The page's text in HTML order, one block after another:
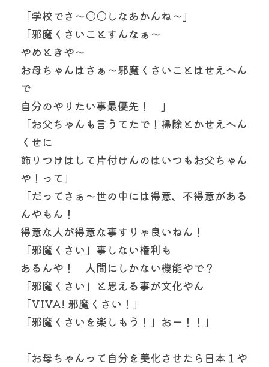
「学校でさ〜○○しなあかんね〜」
「邪魔くさいことすんなぁ〜
やめときや〜
お母ちゃんはさぁ〜邪魔くさいことはせえへん
で
自分のやりたい事最優先！　」
「お父ちゃんも言うてたで！掃除とかせえへん
くせに
飾りつけはして片付けんのはいつもお父ちゃん
や！って」
「だってさぁ〜世の中には得意、不得意がある
んやもん！
得意な人が得意な事すりゃ良いねん！
「邪魔くさい」事しない権利も
あるんや！　人間にしかない機能やで？
「邪魔くさい」と思える事が文化やん
「VIVA! 邪魔くさい！」
「邪魔くさいを楽しもう！」おー！！」
「お母ちゃんって自分を美化させたら日本１や